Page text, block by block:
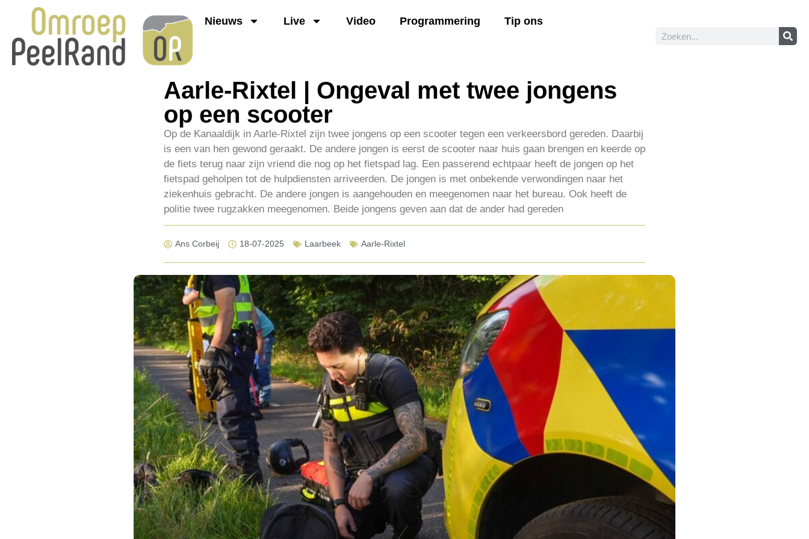
Nieuws Live Video Programmering Tip ons
Aarle-Rixtel | Ongeval met twee jongens
op een scooter
Op de Kanaaldijk in Aarle-Rixtel zijn twee jongens op een scooter tegen een verkeersbord gereden. Daarbij
is een van hen gewond geraakt. De andere jongen is eerst de scooter naar huis gaan brengen en keerde op
de fiets terug naar zijn vriend die nog op het fietspad lag. Een passerend echtpaar heeft de jongen op het
fietspad geholpen tot de hulpdiensten arriveerden. De jongen is met onbekende verwondingen naar het
ziekenhuis gebracht. De andere jongen is aangehouden en meegenomen naar het bureau. Ook heeft de
politie twee rugzakken meegenomen. Beide jongens geven aan dat de ander had gereden
Ans Corbeij 18-07-2025 Laarbeek Aarle-Rixtel